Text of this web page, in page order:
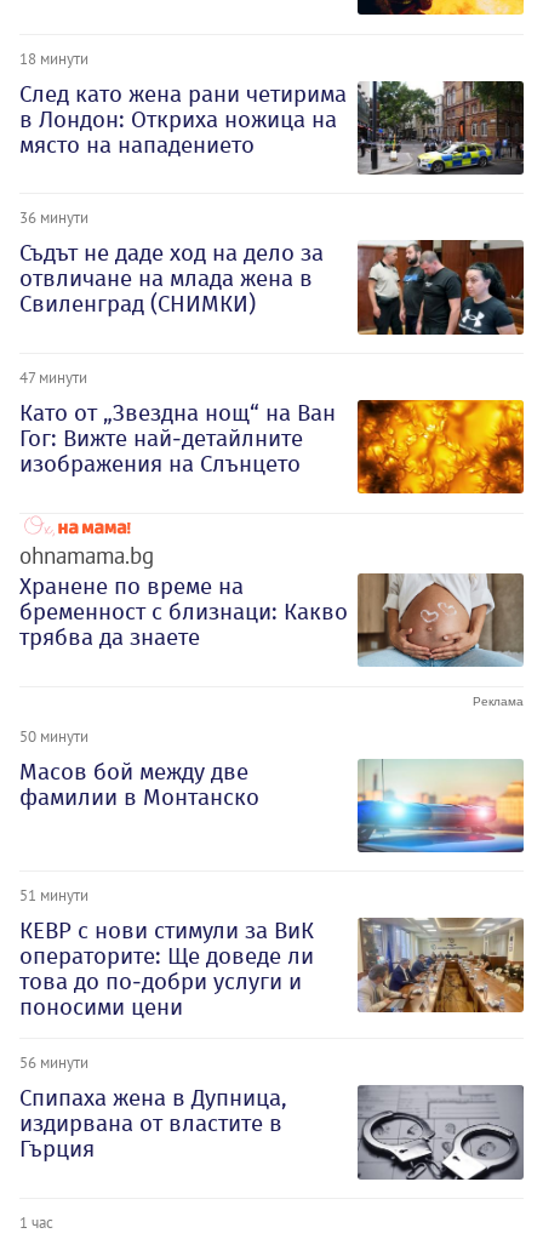
18 минути
След като жена рани четирима
в Лондон: Откриха ножица на
място на нападението
36 минути
Съдът не даде ход на дело за
отвличане на млада жена в
Свиленград (СНИМКИ)
47 минути
Като от „Звездна нощ“ на Ван
Гог: Вижте най-детайлните
изображения на Слънцето
ohnamama.bg
Хранене по време на
бременност с близнаци: Какво
трябва да знаете
50 минути
Масов бой между две
фамилии в Монтанско
51 минути
КЕВР с нови стимули за ВиК
операторите: Ще доведе ли
това до по-добри услуги и
поносими цени
56 минути
Спипаха жена в Дупница,
издирвана от властите в
Гърция
1 час